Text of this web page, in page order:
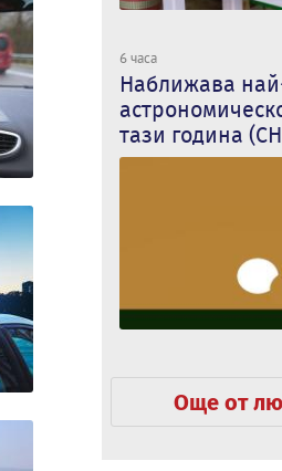
6 часа
Наближава
тази година
Още от